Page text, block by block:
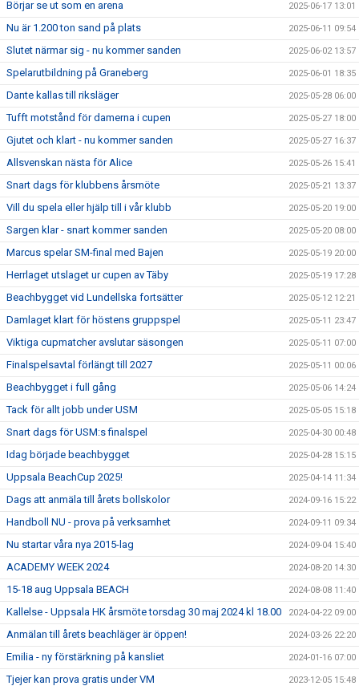
Börjar se ut som en arena 2025-06-17 13:01
Nu är 1.200 ton sand på plats 2025-06-11 09:54
Slutet närmar sig - nu kommer sanden 2025-06-02 13:57
Spelarutbildning på Graneberg 2025-06-01 18:35
Dante kallas till riksläger 2025-05-28 06:00
Tufft motstånd för damerna i cupen 2025-05-27 18:00
Gjutet och klart - nu kommer sanden 2025-05-27 16:37
Allsvenskan nästa för Alice 2025-05-26 15:41
Snart dags för klubbens årsmöte 2025-05-21 13:37
Vill du spela eller hjälp till i vår klubb 2025-05-20 19:00
Sargen klar - snart kommer sanden 2025-05-20 08:00
Marcus spelar SM-final med Bajen 2025-05-19 20:00
Herrlaget utslaget ur cupen av Täby 2025-05-19 17:28
Beachbygget vid Lundellska fortsätter 2025-05-12 12:21
Damlaget klart för höstens gruppspel 2025-05-11 23:47
Viktiga cupmatcher avslutar säsongen 2025-05-11 07:00
Finalspelsavtal förlängt till 2027 2025-05-11 00:06
Beachbygget i full gång 2025-05-06 14:24
Tack för allt jobb under USM 2025-05-05 15:18
Snart dags för USM:s finalspel 2025-04-30 00:48
Idag började beachbygget 2025-04-28 15:15
Uppsala BeachCup 2025! 2025-04-14 11:34
Dags att anmäla till årets bollskolor 2024-09-16 15:22
Handboll NU - prova på verksamhet 2024-09-11 09:34
Nu startar våra nya 2015-lag 2024-09-04 15:40
ACADEMY WEEK 2024 2024-08-20 14:30
15-18 aug Uppsala BEACH 2024-08-08 11:40
Kallelse - Uppsala HK årsmöte torsdag 30 maj 2024 kl 18.00 2024-04-22 09:00
Anmälan till årets beachläger är öppen! 2024-03-26 22:20
Emilia - ny förstärkning på kansliet 2024-01-16 07:00
Tjejer kan prova gratis under VM 2023-12-05 15:48